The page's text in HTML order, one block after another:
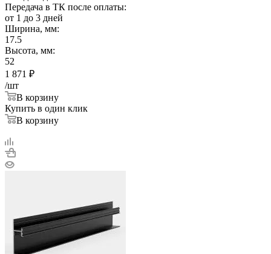
Передача в ТК после оплаты:
от 1 до 3 дней
Ширина, мм:
17.5
Высота, мм:
52
1 871 ₽
/шт
В корзину
Купить в один клик
В корзину